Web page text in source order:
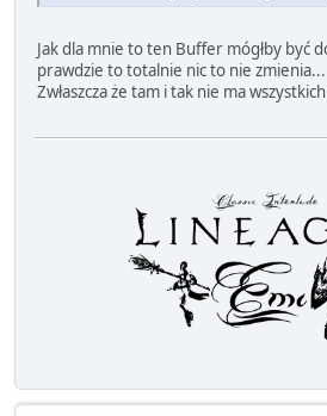
Jak dla mnie to ten Buffer mógłby być
prawdzie to totalnie nic to nie zmienia...
Zwłaszcza że tam i tak nie ma